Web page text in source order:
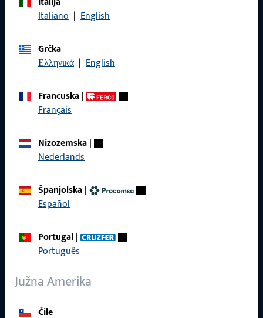
Italiano | English
Grčka
Ελληνικά | English
Francuska|
Français
Nizozemska|
Nederlands
Španjolska|
Español
Portugal|
Português
Južna Amerika
Čile
Općenito
Impressum
Opći uvjeti poslovanja
Proizvodi